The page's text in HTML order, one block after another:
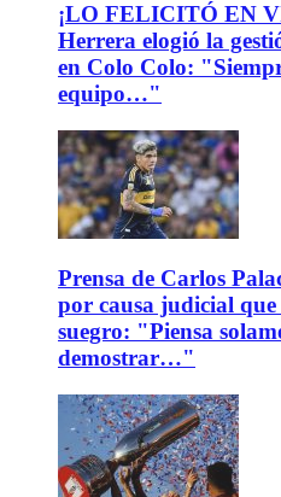
¡LO FELICITÓ EN
Herrera elogió la
en Colo Colo:
equipo…"
Prensa de Carlos
por causa judicial
suegro: "Piensa
demostrar…"